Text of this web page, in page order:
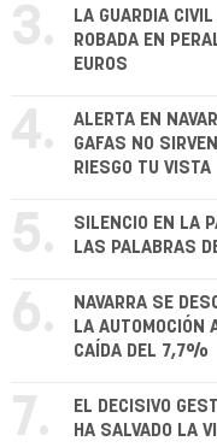
3.
LA GUARDIA
ROBADA EN
EUROS
4.
ALERTA EN
GAFAS NO
RIESGO TU VISTA
5.
SILENCIO EN LA
LAS PALABRAS
6.
NAVARRA SE
LA AUTOMOCIÓN
CAÍDA DEL 7,7%
7.
EL DECISIVO
HA SALVADO LA